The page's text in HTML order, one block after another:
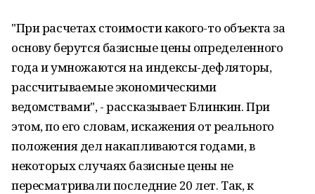
"При расчетах стоимости какого-то объекта за
основу берутся базисные цены определенного
года и умножаются на индексы-дефляторы,
рассчитываемые экономическими
ведомствами", - рассказывает Блинкин. При
этом, по его словам, искажения от реального
положения дел накапливаются годами, в
некоторых случаях базисные цены не
пересматривали последние 20 лет. Так, к